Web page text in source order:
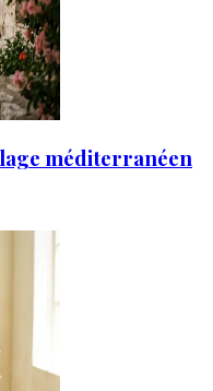
méditerranéen